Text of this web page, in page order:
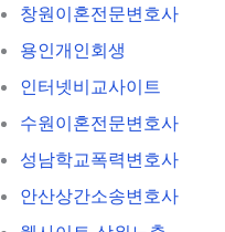
창원이혼전문변호사
용인개인회생
인터넷비교사이트
수원이혼전문변호사
성남학교폭력변호사
안산상간소송변호사